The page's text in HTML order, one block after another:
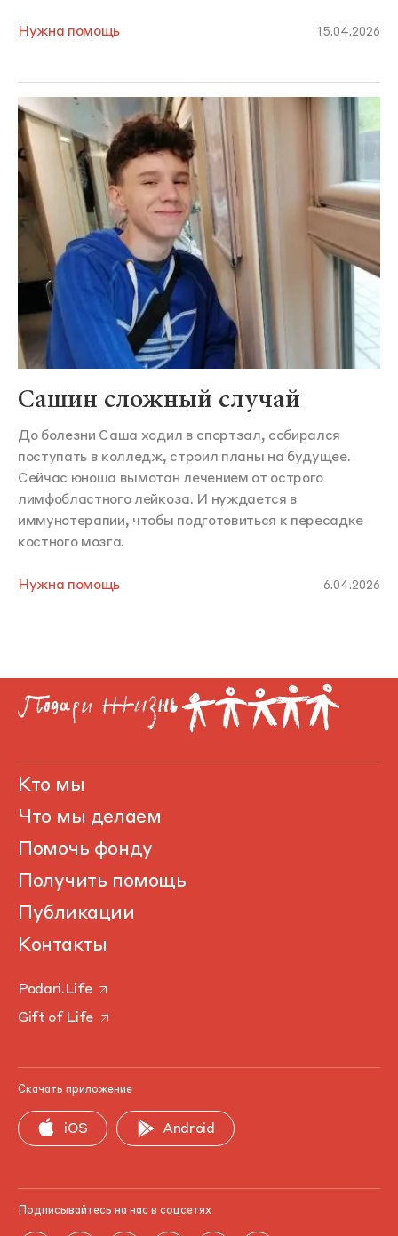
Нужна помощь 15.04.2026
Сашин сложный случай
До болезни Саша ходил в спортзал, собирался
поступать в колледж, строил планы на будущее.
Сейчас юноша вымотан лечением от острого
лимфобластного лейкоза. И нуждается в
иммунотерапии, чтобы подготовиться к пересадке
костного мозга.
Нужна помощь 6.04.2026
Кто мы
Что мы делаем
Помочь фонду
Получить помощь
Публикации
Контакты
Podari.Life
Gift of Life
Скачать приложение
iOS Android
Подписывайтесь на нас в соцсетях